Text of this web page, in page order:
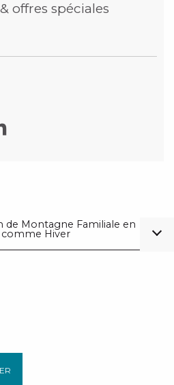
offres spéciales
de Montagne Familiale en
comme Hiver